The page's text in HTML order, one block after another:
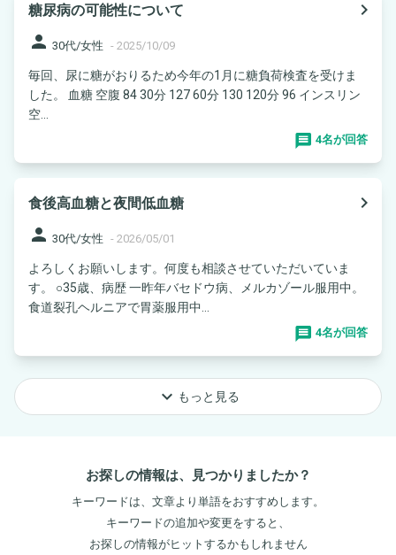
糖尿病の可能性について
navigate_next
person 30代/女性 - 2025/10/09
毎回、尿に糖がおりるため今年の1月に糖負荷検査を受けま
した。 血糖 空腹 84 30分 127 60分 130 120分 96 インスリン
空...
4名が回答
食後高血糖と夜間低血糖
navigate_next
person 30代/女性 - 2026/05/01
よろしくお願いします。何度も相談させていただいていま
す。 ○35歳、病歴 一昨年バセドウ病、メルカゾール服用中。
食道裂孔ヘルニアで胃薬服用中...
4名が回答
keyboard_arrow_down もっと見る
お探しの情報は、見つかりましたか？
キーワードは、文章より単語をおすすめします。
キーワードの追加や変更をすると、
お探しの情報がヒットするかもしれません